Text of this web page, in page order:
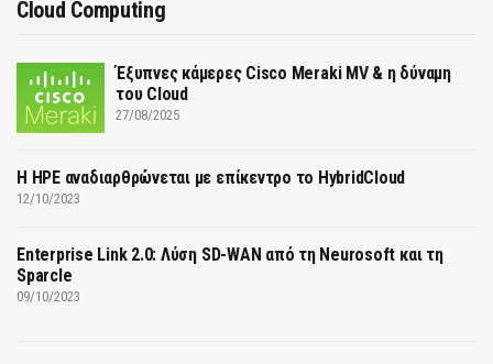
Cloud Computing
Έξυπνες κάμερες Cisco Meraki MV & η δύναμη
του Cloud
27/08/2025
H HPE αναδιαρθρώνεται με επίκεντρο το HybridCloud
12/10/2023
Enterprise Link 2.0: Λύση SD-WAN από τη Neurosoft και τη
Sparcle
09/10/2023